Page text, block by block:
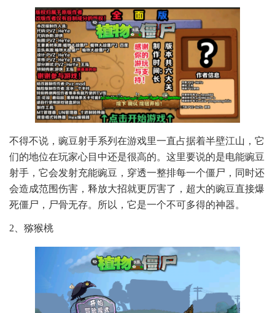
不得不说，豌豆射手系列在游戏里一直占据着半壁江山，它
们的地位在玩家心目中还是很高的。这里要说的是电能豌豆
射手，它会发射充能豌豆，穿透一整排每一个僵尸，同时还
会造成范围伤害，释放大招就更厉害了，超大的豌豆直接爆
死僵尸，尸骨无存。所以，它是一个不可多得的神器。
2、猕猴桃